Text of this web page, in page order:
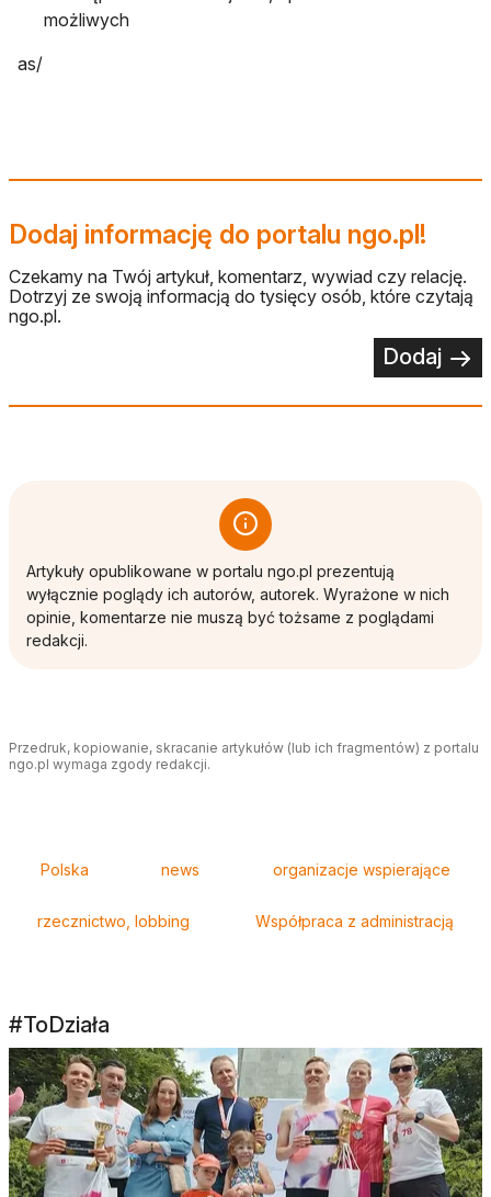
możliwych
as/
Dodaj informację do portalu ngo.pl!
Czekamy na Twój artykuł, komentarz, wywiad czy relację.
Dotrzyj ze swoją informacją do tysięcy osób, które czytają
ngo.pl.
Dodaj
Artykuły opublikowane w portalu ngo.pl prezentują
wyłącznie poglądy ich autorów, autorek. Wyrażone w nich
opinie, komentarze nie muszą być tożsame z poglądami
redakcji.
Przedruk, kopiowanie, skracanie artykułów (lub ich fragmentów) z portalu
ngo.pl wymaga zgody redakcji.
Polska news organizacje wspierające
rzecznictwo, lobbing Współpraca z administracją
#ToDziała